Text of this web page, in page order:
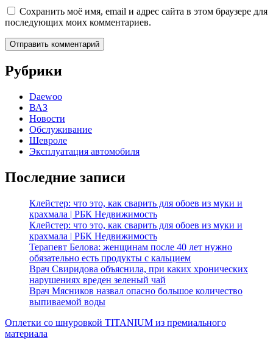
Сохранить моё имя, email и адрес сайта в этом браузере для
последующих моих комментариев.
Рубрики
Daewoo
ВАЗ
Новости
Обслуживание
Шевроле
Эксплуатация автомобиля
Последние записи
Клейстер: что это, как сварить для обоев из муки и
крахмала | РБК Недвижимость
Клейстер: что это, как сварить для обоев из муки и
крахмала | РБК Недвижимость
Терапевт Белова: женщинам после 40 лет нужно
обязательно есть продукты с кальцием
Врач Свиридова объяснила, при каких хронических
нарушениях вреден зеленый чай
Врач Мясников назвал опасно большое количество
выпиваемой воды
Оплетки со шнуровкой TITANIUM из премиального
материала